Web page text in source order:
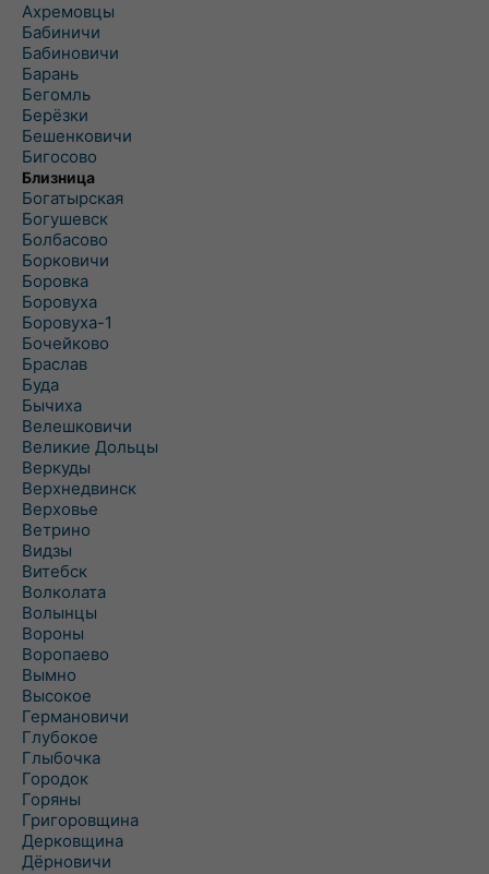
Ахремовцы
Бабиничи
Бабиновичи
Барань
Бегомль
Берёзки
Бешенковичи
Бигосово
Близница
Богатырская
Богушевск
Болбасово
Борковичи
Боровка
Боровуха
Боровуха-1
Бочейково
Браслав
Буда
Бычиха
Велешковичи
Великие Дольцы
Веркуды
Верхнедвинск
Верховье
Ветрино
Видзы
Витебск
Волколата
Волынцы
Вороны
Воропаево
Вымно
Высокое
Германовичи
Глубокое
Глыбочка
Городок
Горяны
Григоровщина
Дерковщина
Дёрновичи